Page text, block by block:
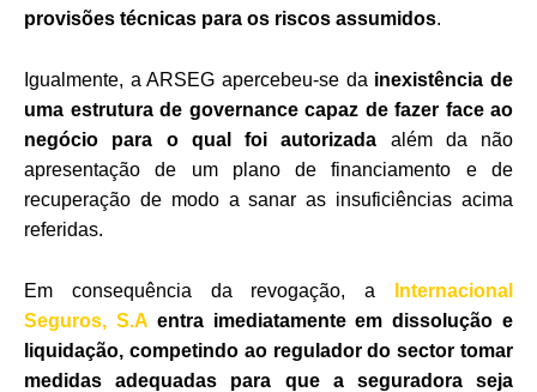
provisões técnicas para os riscos assumidos.
Igualmente, a ARSEG apercebeu-se da inexistência de
uma estrutura de governance capaz de fazer face ao
negócio para o qual foi autorizada além da não
apresentação de um plano de financiamento e de
recuperação de modo a sanar as insuficiências acima
referidas.
Em consequência da revogação, a
Internacional
Seguros, S.Aentra imediatamente em dissolução e
liquidação, competindo ao regulador do sector tomar
medidas adequadas para que a seguradora seja